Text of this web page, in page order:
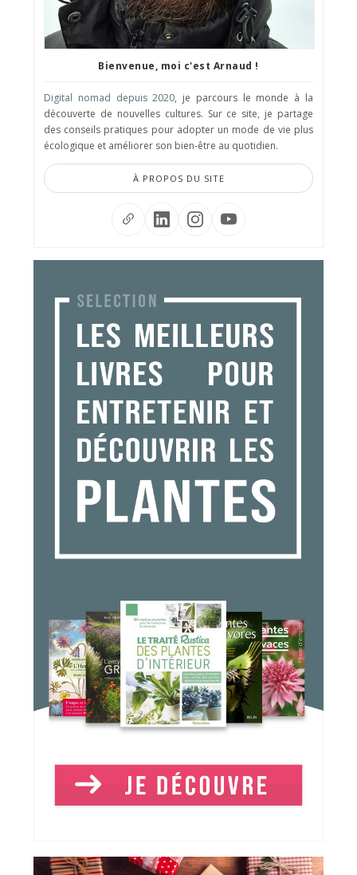
Bienvenue, moi c'est Arnaud !
Digital nomad depuis 2020, je parcours le monde à la
découverte de nouvelles cultures. Sur ce site, je partage
des conseils pratiques pour adopter un mode de vie plus
écologique et améliorer son bien-être au quotidien.
À PROPOS DU SITE